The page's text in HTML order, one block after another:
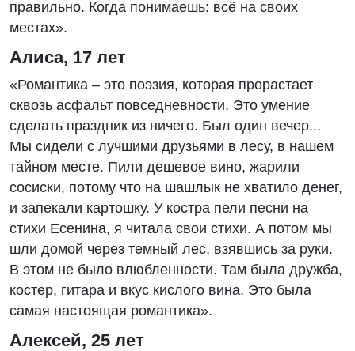
правильно. Когда понимаешь: всё на своих
местах».
Алиса, 17 лет
«Романтика – это поэзия, которая прорастает
сквозь асфальт повседневности. Это умение
сделать праздник из ничего. Был один вечер...
Мы сидели с лучшими друзьями в лесу, в нашем
тайном месте. Пили дешевое вино, жарили
сосиски, потому что на шашлык не хватило денег,
и запекали картошку. У костра пели песни на
стихи Есенина, я читала свои стихи. А потом мы
шли домой через темный лес, взявшись за руки.
В этом не было влюбленности. Там была дружба,
костер, гитара и вкус кислого вина. Это была
самая настоящая романтика».
Алексей, 25 лет